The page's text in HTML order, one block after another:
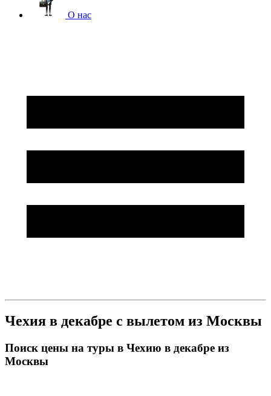
О нас
Чехия в декабре с вылетом из Москвы
Поиск цены на туры в Чехию в декабре из
Москвы